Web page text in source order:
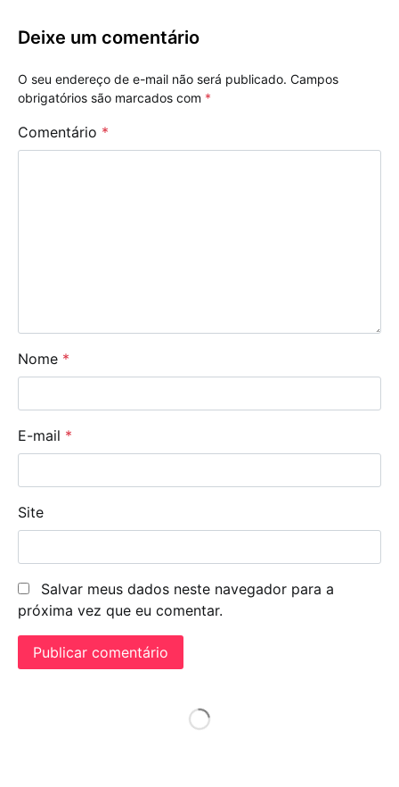
Deixe um comentário
O seu endereço de e-mail não será publicado. Campos
obrigatórios são marcados com *
Comentário *
Nome *
E-mail *
Site
Salvar meus dados neste navegador para a
próxima vez que eu comentar.